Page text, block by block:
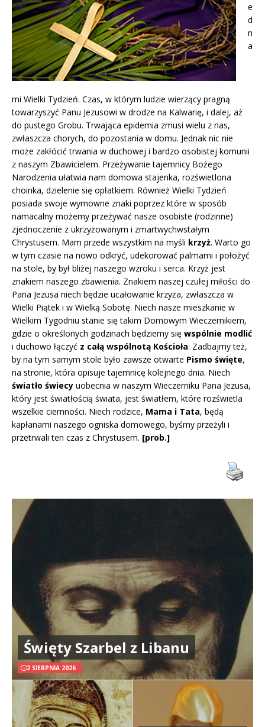
e
d
n
a
mi Wielki Tydzień. Czas, w którym ludzie wierzący pragną
towarzyszyć Panu Jezusowi w drodze na Kalwarię, i dalej, aż
do pustego Grobu. Trwająca epidemia zmusi wielu z nas,
zwłaszcza chorych, do pozostania w domu. Jednak nic nie
może zakłócić trwania w duchowej i bardzo osobistej komunii
z naszym Zbawicielem. Przeżywanie tajemnicy Bożego
Narodzenia ułatwia nam domowa stajenka, rozświetlona
choinka, dzielenie się opłatkiem. Również Wielki Tydzień
posiada swoje wymowne znaki poprzez które w sposób
namacalny możemy przeżywać nasze osobiste (rodzinne)
zjednoczenie z ukrzyżowanym i zmartwychwstałym
Chrystusem. Mam przede wszystkim na myśli krzyż. Warto go
w tym czasie na nowo odkryć, udekorować palmami i położyć
na stole, by był bliżej naszego wzroku i serca. Krzyż jest
znakiem naszego zbawienia. Znakiem naszej czułej miłości do
Pana Jezusa niech będzie ucałowanie krzyża, zwłaszcza w
Wielki Piątek i w Wielką Sobotę. Niech nasze mieszkanie w
Wielkim Tygodniu stanie się takim Domowym Wieczernikiem,
gdzie o określonych godzinach będziemy się wspólnie modlić
i duchowo łączyć z całą wspólnotą Kościoła. Zadbajmy też,
by na tym samym stole było zawsze otwarte Pismo święte,
na stronie, która opisuje tajemnicę kolejnego dnia. Niech
światło świecy uobecnia w naszym Wieczerniku Pana Jezusa,
który jest światłością świata, jest światłem, które rozświetla
wszelkie ciemności. Niech rodzice, Mama i Tata, będą
kapłanami naszego ogniska domowego, byśmy przeżyli i
przetrwali ten czas z Chrystusem. [prob.]
Święty Szarbel z Libanu
2 SIERPNIA 2026